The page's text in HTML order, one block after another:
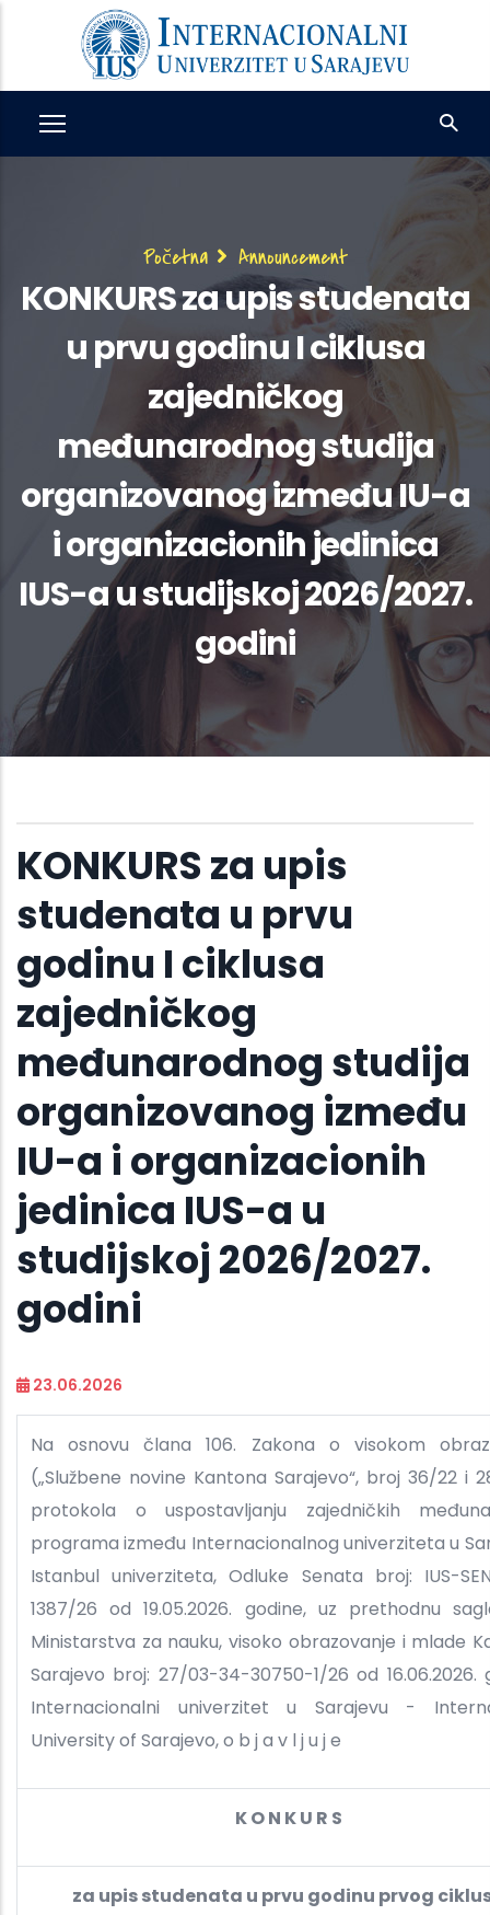
content
Breadcrumb
Početna Announcement
KONKURS za upis studenata
u prvu godinu I ciklusa
zajedničkog
međunarodnog studija
organizovanog između IU-a
i organizacionih jedinica
IUS-a u studijskoj 2026/2027.
godini
KONKURS za upis
studenata u prvu
godinu I ciklusa
zajedničkog
međunarodnog studija
organizovanog između
IU-a i organizacionih
jedinica IUS-a u
studijskoj 2026/2027.
godini
23.06.2026
Na osnovu člana 106. Zakona o visokom
(„Službene novine Kantona Sarajevo“, broj 36/22 i
protokola o uspostavljanju zajedničkih
programa između Internacionalnog univerziteta u
Istanbul univerziteta, Odluke Senata broj: IUS-
1387/26 od 19.05.2026. godine, uz prethodnu
Ministarstva za nauku, visoko obrazovanje i mlade
Sarajevo broj: 27/03-34-30750-1/26 od 16.06.2026.
Internacionalni univerzitet u Sarajevu -
University of Sarajevo, o b j a v l j u j e
K O N K U R S
za upis studenata u prvu godinu prvog